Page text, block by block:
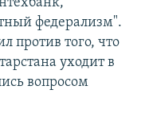
федерализм".
против того, что
уходит в
вопросом